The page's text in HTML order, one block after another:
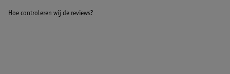
Hoe controleren wij de reviews?